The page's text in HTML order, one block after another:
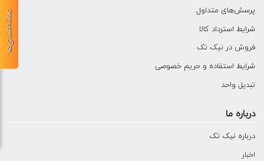
پرسش‌های متداول
شرایط استرداد کالا
فروش در نیک تک
شرایط استفاده و حریم خصوصی
تبدیل واحد
درباره ما
درباره نیک تک
اخبار
علاقه‌مندی‌ها